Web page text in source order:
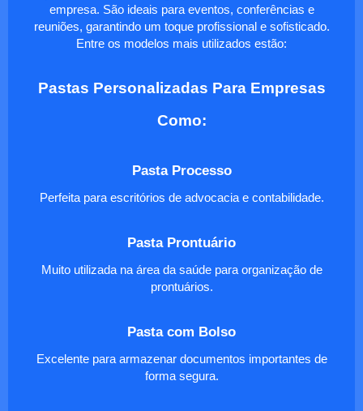
empresa. São ideais para eventos, conferências e
reuniões, garantindo um toque profissional e sofisticado.
Entre os modelos mais utilizados estão:
Pastas Personalizadas Para Empresas
Como:
Pasta Processo
Perfeita para escritórios de advocacia e contabilidade.
Pasta Prontuário
Muito utilizada na área da saúde para organização de
prontuários.
Pasta com Bolso
Excelente para armazenar documentos importantes de
forma segura.